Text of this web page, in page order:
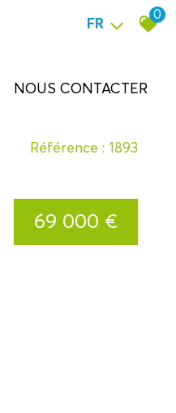
FR
0
NOUS CONTACTER
Référence : 1893
69 000 €